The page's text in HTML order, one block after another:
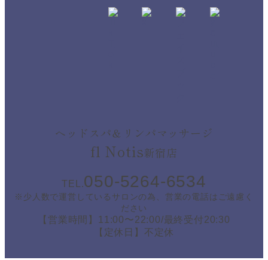
ヘッドスパ＆リンパマッサージ
fl Notis新宿店
TEL.050-5264-6534
※少人数で運営しているサロンの為、営業の電話はご遠慮く
ださい
【営業時間】11:00〜22:00/最終受付20:30
【定休日】不定休